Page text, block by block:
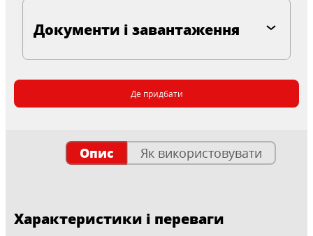
Документи і завантаження
Де придбати
Опис Як використовувати
Характеристики і переваги